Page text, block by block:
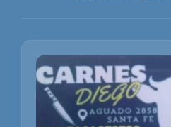
PRIMERA
FÚTBOL
INTERNACIONAL